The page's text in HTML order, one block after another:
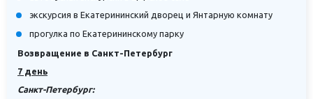
экскурсия в Екатерининский дворец и Янтарную комнату
прогулка по Екатерининскому парку
Возвращение в Санкт-Петербург
7 день
Санкт-Петербург: